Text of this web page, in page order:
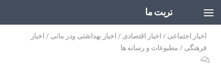
تربت ما
اخبار اجتماعی / اخبار اقتصادی / اخبار بهداشتی ودر مانی / اخبار
فرهنگی / مطبوعات و رسانه ها
۰